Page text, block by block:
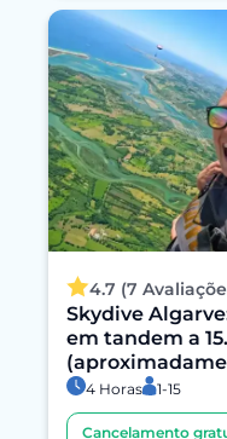
4.7 (7
Skydive
em tandem a
4 Horas 1-15
Cancelamento